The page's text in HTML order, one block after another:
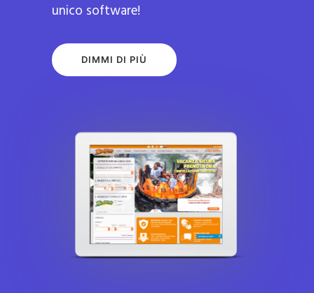
unico software!
DIMMI DI PIÙ